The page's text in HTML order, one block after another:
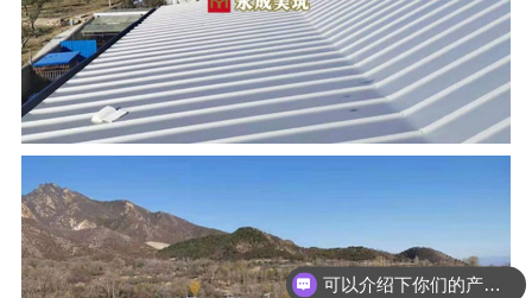
可以介绍下你们的产品么？